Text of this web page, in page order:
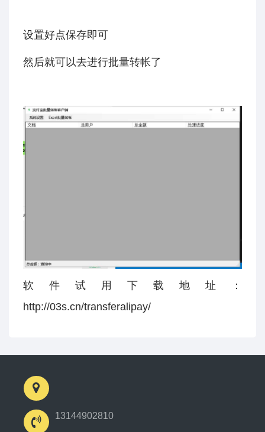
设置好点保存即可
然后就可以去进行批量转帐了
软件试用下载地址：
http://03s.cn/transferalipay/
13144902810